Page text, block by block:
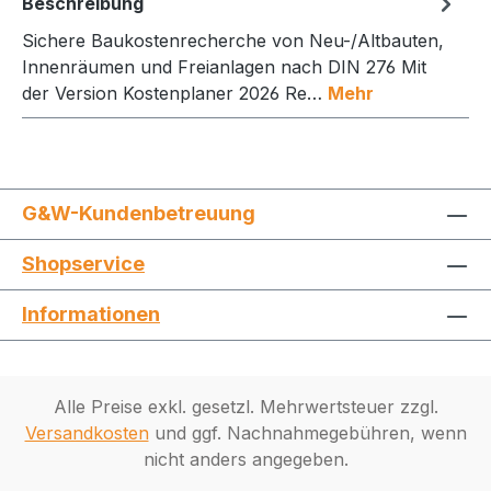
Sichere Baukostenrecherche von Neu-/Altbauten,
Innenräumen und Freianlagen nach DIN 276 Mit
der Version Kostenplaner 2026 Re… Mehr
G&W-Kundenbetreuung
Shopservice
Informationen
Alle Preise exkl. gesetzl. Mehrwertsteuer zzgl.
Versandkostenund ggf. Nachnahmegebühren, wenn
nicht anders angegeben.